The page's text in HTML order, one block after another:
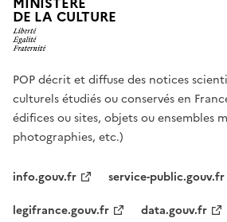
DE LA CULTURE
POP décrit et diffuse des notices
culturels étudiés ou conservés en
édifices ou sites, objets ou ensembles
photographies, etc.)
info.gouv.fr
service-public.gouv.fr
legifrance.gouv.fr
data.gouv.fr